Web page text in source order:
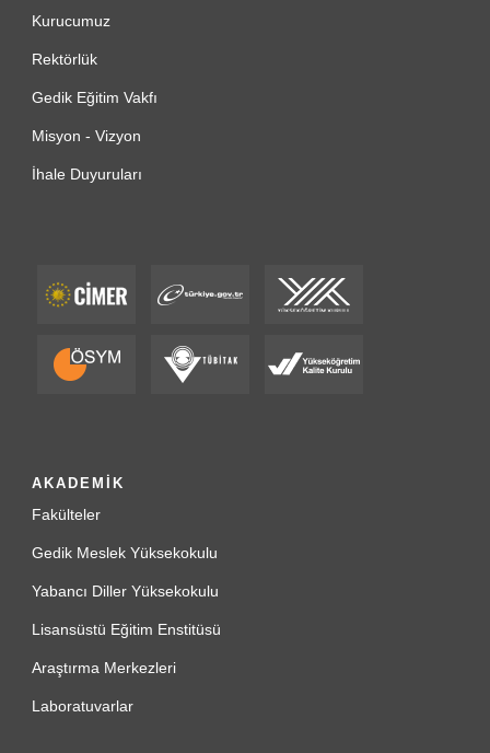
Kurucumuz
Rektörlük
Gedik Eğitim Vakfı
Misyon - Vizyon
İhale Duyuruları
AKADEMİK
Fakülteler
Gedik Meslek Yüksekokulu
Yabancı Diller Yüksekokulu
Lisansüstü Eğitim Enstitüsü
Araştırma Merkezleri
Laboratuvarlar